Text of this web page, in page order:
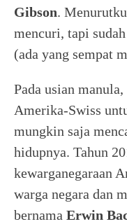
Gibson.
mencuri, tapi
(ada yang sempat
Pada usian
Amerika-Swiss
mungkin saja
hidupnya. Tahun
kewarganegaraan
warga negara dan
bernama Erwin